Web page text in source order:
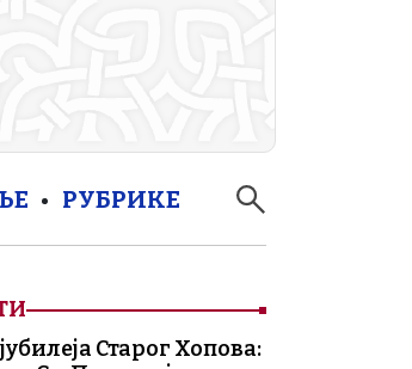
РУБРИКЕ
Старог Хопова: